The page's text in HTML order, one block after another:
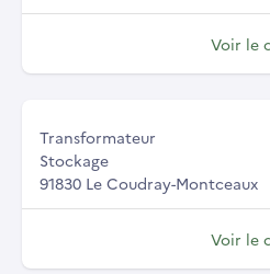
Voir le
Transformateur
Stockage
91830 Le Coudray-Montceaux
Voir le